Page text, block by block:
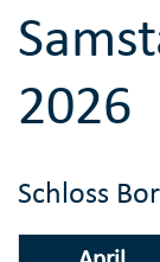
2026
Schloss